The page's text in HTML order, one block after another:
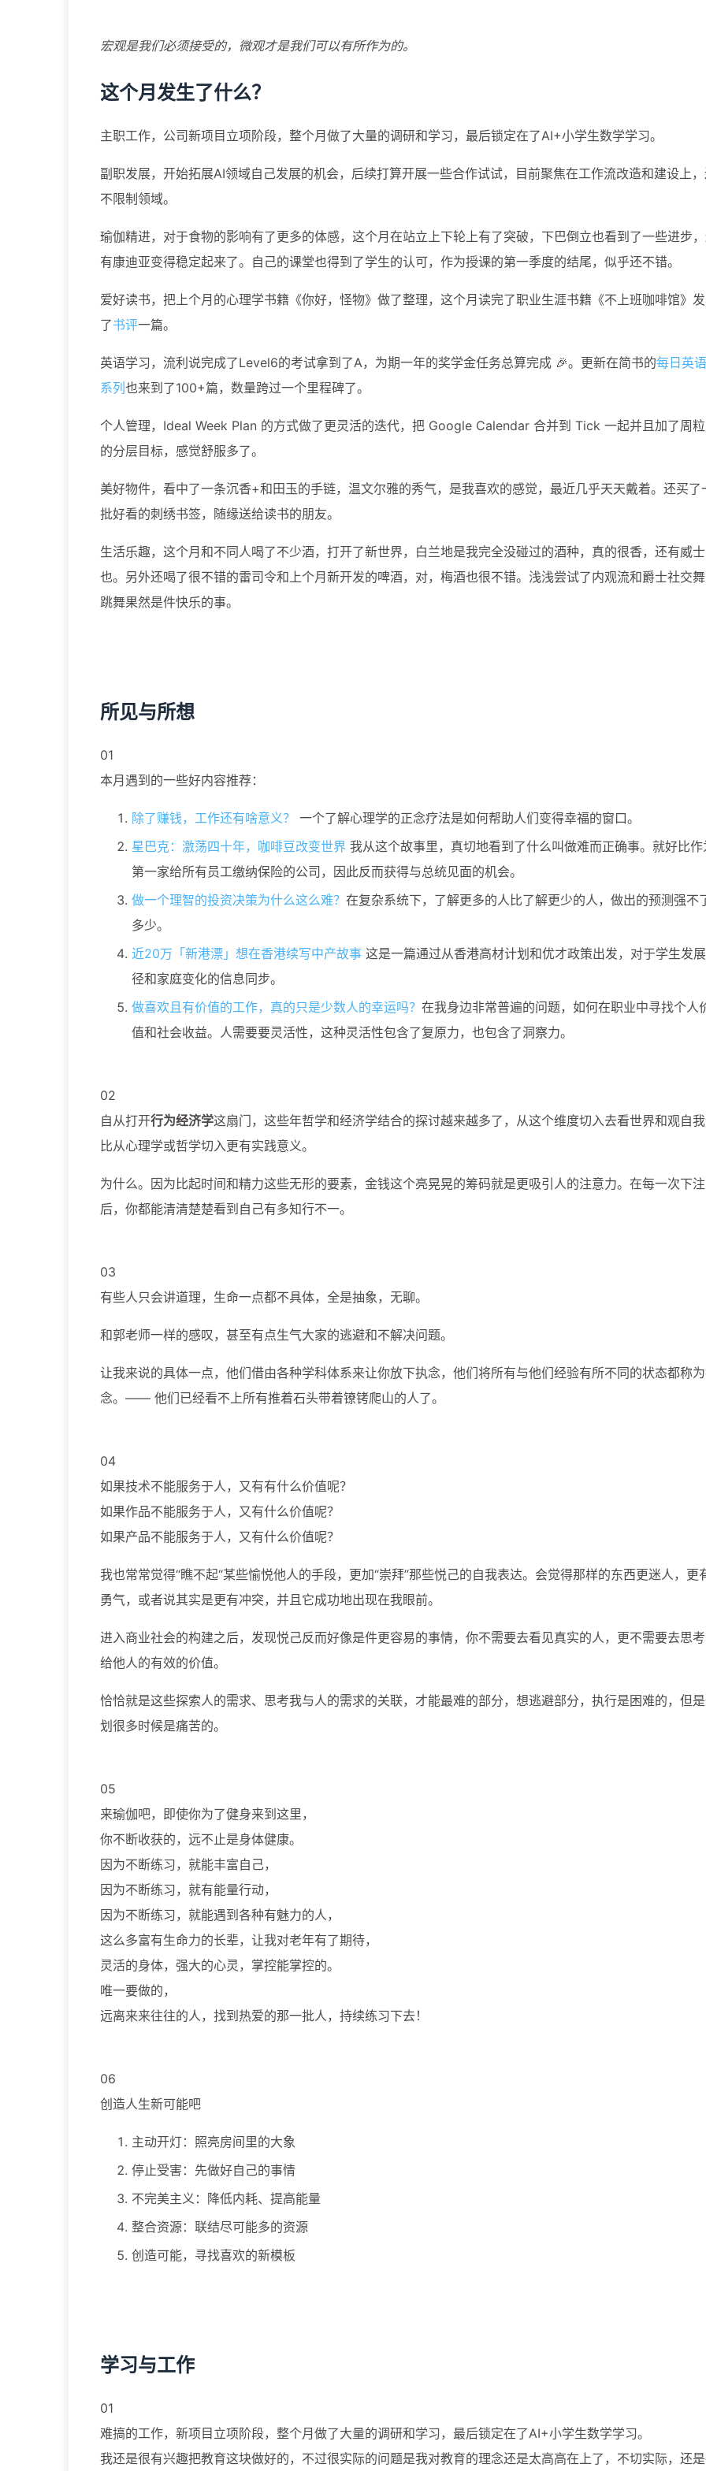
宏观是我们必须接受的，微观才是我们可以有所作为的。
这个月发生了什么？
主职工作，公司新项目立项阶段，整个月做了大量的调研和学习，最后锁定在了AI+小学生数学学习。
副职发展，开始拓展AI领域自己发展的机会，后续打算开展一些合作试试，目前聚焦在工作流改造和建设上
不限制领域。
瑜伽精进，对于食物的影响有了更多的体感，这个月在站立上下轮上有了突破，下巴倒立也看到了一些进步
有康迪亚变得稳定起来了。自己的课堂也得到了学生的认可，作为授课的第一季度的结尾，似乎还不错。
爱好读书，把上个月的心理学书籍《你好，怪物》做了整理，这个月读完了职业生涯书籍《不上班咖啡馆》
了书评一篇。
英语学习，流利说完成了Level6的考试拿到了A，为期一年的奖学金任务总算完成 🎉。更新在简书的每日英语
系列 也来到了100+篇，数量跨过一个里程碑了。
个人管理，Ideal Week Plan 的方式做了更灵活的迭代，把 Google Calendar 合并到 Tick 一起并且加了周
的分层目标，感觉舒服多了。
美好物件，看中了一条沉香+和田玉的手链，温文尔雅的秀气，是我喜欢的感觉，最近几乎天天戴着。还买了
批好看的刺绣书签，随缘送给读书的朋友。
生活乐趣，这个月和不同人喝了不少酒，打开了新世界，白兰地是我完全没碰过的酒种，真的很香，还有威
也。另外还喝了很不错的雷司令和上个月新开发的啤酒，对，梅酒也很不错。浅浅尝试了内观流和爵士社交
跳舞果然是件快乐的事。
所见与所想
01
本月遇到的一些好内容推荐：
除了赚钱，工作还有啥意义？
一个了解心理学的正念疗法是如何帮助人们变得幸福的窗口。
星巴克：激荡四十年，咖啡豆改变世界 我从这个故事里，真切地看到了什么叫做难而正确事。就好比作
第一家给所有员工缴纳保险的公司，因此反而获得与总统见面的机会。
做一个理智的投资决策为什么这么难？ 在复杂系统下，了解更多的人比了解更少的人，做出的预测强不
多少。
近20万「新港漂」想在香港续写中产故事 这是一篇通过从香港高材计划和优才政策出发，对于学生发
径和家庭变化的信息同步。
做喜欢且有价值的工作，真的只是少数人的幸运吗？ 在我身边非常普遍的问题，如何在职业中寻找个人
值和社会收益。人需要要灵活性，这种灵活性包含了复原力，也包含了洞察力。
02
自从打开行为经济学这扇门，这些年哲学和经济学结合的探讨越来越多了，从这个维度切入去看世界和观自
比从心理学或哲学切入更有实践意义。
为什么。因为比起时间和精力这些无形的要素，金钱这个亮晃晃的筹码就是更吸引人的注意力。在每一次下注
后，你都能清清楚楚看到自己有多知行不一。
03
有些人只会讲道理，生命一点都不具体，全是抽象，无聊。
和郭老师一样的感叹，甚至有点生气大家的逃避和不解决问题。
让我来说的具体一点，他们借由各种学科体系来让你放下执念，他们将所有与他们经验有所不同的状态都称
念。—— 他们已经看不上所有推着石头带着镣铐爬山的人了。
04
如果技术不能服务于人，又有有什么价值呢？
如果作品不能服务于人，又有什么价值呢？
如果产品不能服务于人，又有什么价值呢？
我也常常觉得“瞧不起“某些愉悦他人的手段，更加“崇拜”那些悦己的自我表达。会觉得那样的东西更迷人，更
勇气，或者说其实是更有冲突，并且它成功地出现在我眼前。
进入商业社会的构建之后，发现悦己反而好像是件更容易的事情，你不需要去看见真实的人，更不需要去思
给他人的有效的价值。
恰恰就是这些探索人的需求、思考我与人的需求的关联，才能最难的部分，想逃避部分，执行是困难的，但
划很多时候是痛苦的。
05
来瑜伽吧，即使你为了健身来到这里，
你不断收获的，远不止是身体健康。
因为不断练习，就能丰富自己，
因为不断练习，就有能量行动，
因为不断练习，就能遇到各种有魅力的人，
这么多富有生命力的长辈，让我对老年有了期待，
灵活的身体，强大的心灵，掌控能掌控的。
唯一要做的，
远离来来往往的人，找到热爱的那一批人，持续练习下去！
06
创造人生新可能吧
主动开灯：照亮房间里的大象
停止受害：先做好自己的事情
不完美主义：降低内耗、提高能量
整合资源：联结尽可能多的资源
创造可能，寻找喜欢的新模板
学习与工作
01
难搞的工作，新项目立项阶段，整个月做了大量的调研和学习，最后锁定在了AI+小学生数学学习。
我还是很有兴趣把教育这块做好的，不过很实际的问题是我对教育的理念还是太高高在上了，不切实际，还